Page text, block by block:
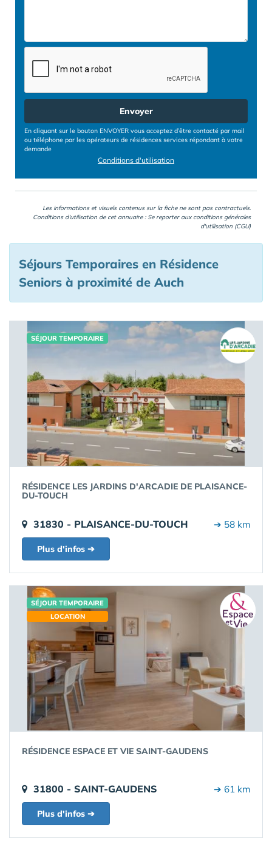
Envoyer
En cliquant sur le bouton ENVOYER vous acceptez d’être contacté par mail
ou téléphone par les opérateurs de résidences services répondant à votre
demande
Conditions d'utilisation
Les informations et visuels contenus sur la fiche ne sont pas contractuels.
Conditions d'utilisation de cet annuaire : Se reporter aux conditions générales
d'utilisation (CGU)
Séjours Temporaires en Résidence
Seniors à proximité de Auch
SÉJOUR TEMPORAIRE
RÉSIDENCE LES JARDINS D'ARCADIE DE PLAISANCE-
DU-TOUCH
31830 - PLAISANCE-DU-TOUCH ➔ 58 km
Plus d'infos ➔
SÉJOUR TEMPORAIRE
LOCATION
RÉSIDENCE ESPACE ET VIE SAINT-GAUDENS
31800 - SAINT-GAUDENS ➔ 61 km
Plus d'infos ➔